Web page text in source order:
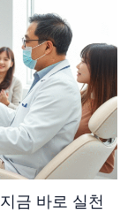
금 바로 실천